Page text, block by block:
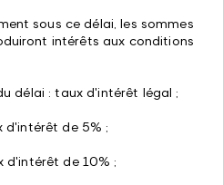
sous ce délai, les sommes
intérêts aux conditions
délai : taux d'intérêt légal ;
d'intérêt de 5% ;
d'intérêt de 10% ;